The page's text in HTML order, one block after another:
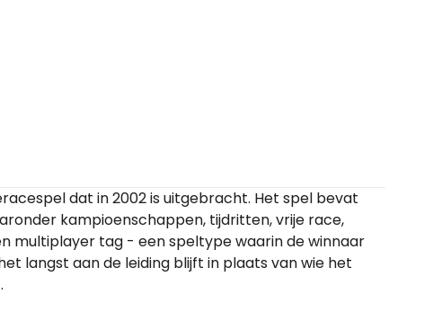
dat in 2002 is uitgebracht. Het spel bevat
kampioenschappen, tijdritten, vrije race,
multiplayer tag - een speltype waarin de winnaar
langst aan de leiding blijft in plaats van wie het